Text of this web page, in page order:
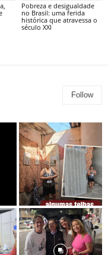
Pobreza e desigualdade
no Brasil: uma ferida
histórica que atravessa o
século XXI
Follow